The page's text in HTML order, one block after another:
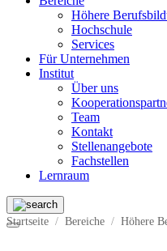
Höhere
Hochschule
Services
Für Unternehmen
Institut
Über uns
Team
Kontakt
Stellenangebote
Fachstellen
Lernraum
Startseite Bereiche Höhere